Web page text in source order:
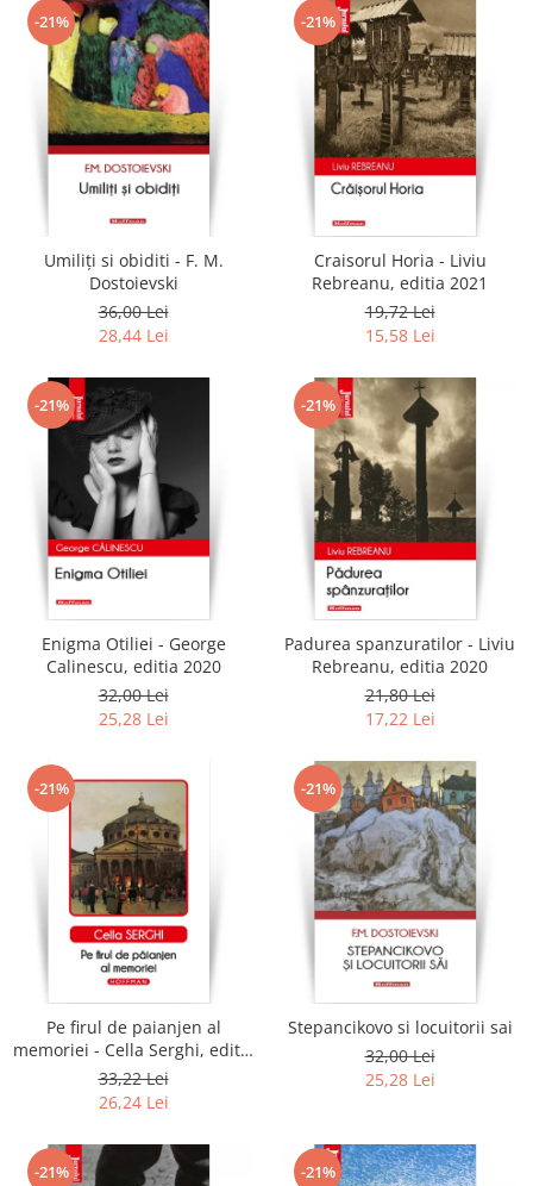
-21%
Umiliți si obiditi - F. M.
Dostoievski
36,00 Lei
28,44 Lei
-21%
Craisorul Horia - Liviu
Rebreanu, editia 2021
19,72 Lei
15,58 Lei
-21%
Enigma Otiliei - George
Calinescu, editia 2020
32,00 Lei
25,28 Lei
-21%
Padurea spanzuratilor - Liviu
Rebreanu, editia 2020
21,80 Lei
17,22 Lei
-21%
Pe firul de paianjen al
memoriei - Cella Serghi, editia
2020
33,22 Lei
26,24 Lei
-21%
Stepancikovo si locuitorii sai
32,00 Lei
25,28 Lei
-21% -21%